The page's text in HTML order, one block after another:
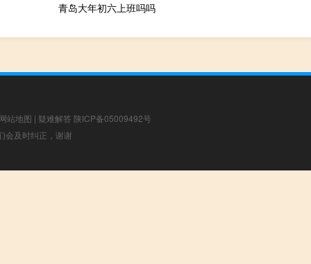
青岛大年初六上班吗吗
站地图 | 疑难解答 陕ICP备05009492号
会及时纠正，谢谢